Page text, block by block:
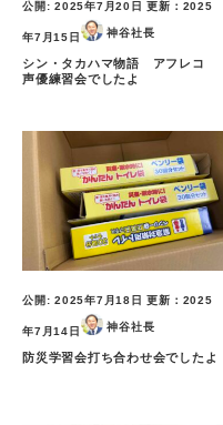
公開: 2025年7月20日 更新： 2025
年7月15日 神谷社長
シン・タカハマ物語 アフレコ
声優練習会でしたよ
公開: 2025年7月18日 更新： 2025
年7月14日 神谷社長
防災学習会打ち合わせ会でしたよ